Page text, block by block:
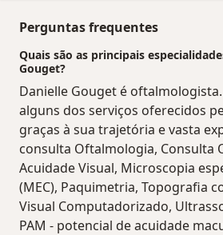
Perguntas frequentes
Quais são as principais
Gouget?
Danielle Gouget é
alguns dos serviços oferecidos
graças à sua trajetória e vasta
consulta Oftalmologia, Consulta
Acuidade Visual, Microscopia
(MEC), Paquimetria, Topografia
Visual Computadorizado,
PAM - potencial de acuidade